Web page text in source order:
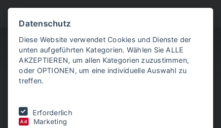
verklagt Temu - Experte sieht Nadelstich
Datenschutz
Diese Website verwendet Cookies und Dienste der
unten aufgeführten Kategorien. Wählen Sie ALLE
AKZEPTIEREN, um allen Kategorien zuzustimmen,
oder OPTIONEN, um eine individuelle Auswahl zu
treffen.
Erforderlich
Ad Marketing